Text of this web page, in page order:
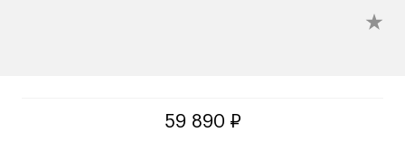
59 890 ₽